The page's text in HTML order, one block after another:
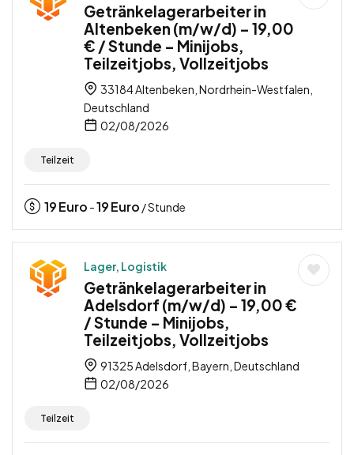
Getränkelagerarbeiter in
Altenbeken (m/w/d) – 19,00
€ / Stunde – Minijobs,
Teilzeitjobs, Vollzeitjobs
33184 Altenbeken, Nordrhein-Westfalen,
Deutschland
02/08/2026
Teilzeit
19Euro -19Euro / Stunde
Lager, Logistik
Getränkelagerarbeiter in
Adelsdorf (m/w/d) – 19,00 €
/ Stunde – Minijobs,
Teilzeitjobs, Vollzeitjobs
91325 Adelsdorf, Bayern, Deutschland
02/08/2026
Teilzeit